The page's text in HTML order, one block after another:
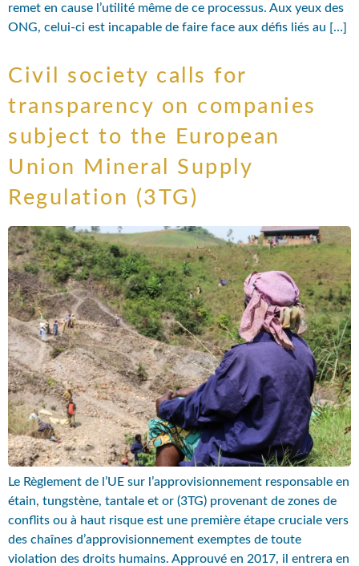
remet en cause l’utilité même de ce processus. Aux yeux des
ONG, celui-ci est incapable de faire face aux défis liés au […]
Civil society calls for
transparency on companies
subject to the European
Union Mineral Supply
Regulation (3TG)
Le Règlement de l’UE sur l’approvisionnement responsable en
étain, tungstène, tantale et or (3TG) provenant de zones de
conflits ou à haut risque est une première étape cruciale vers
des chaînes d’approvisionnement exemptes de toute
violation des droits humains. Approuvé en 2017, il entrera en